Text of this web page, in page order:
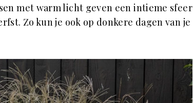
met warm licht geven een intieme sfeer
Zo kun je ook op donkere dagen van je